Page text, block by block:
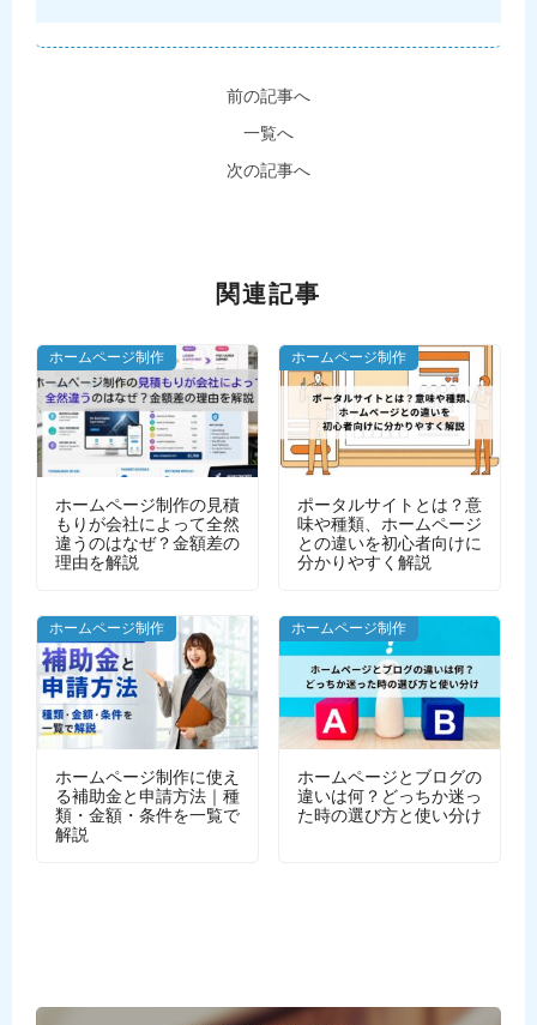
前の記事へ
一覧へ
次の記事へ
関連記事
ホームページ制作
ホームページ制作の見積
もりが会社によって全然
違うのはなぜ？金額差の
理由を解説
ホームページ制作
ポータルサイトとは？意
味や種類、ホームページ
との違いを初心者向けに
分かりやすく解説
ホームページ制作
ホームページ制作に使え
る補助金と申請方法｜種
類・金額・条件を一覧で
解説
ホームページ制作
ホームページとブログの
違いは何？どっちか迷っ
た時の選び方と使い分け